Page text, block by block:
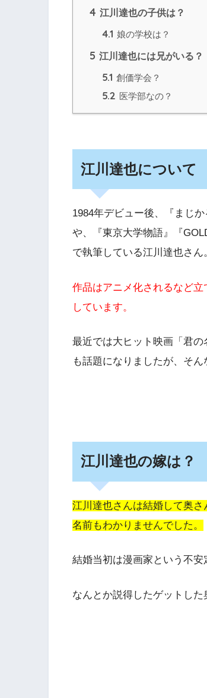
4 江川達也の子供は？
4.1 娘の学校は？
5 江川達也には兄がいる？
5.1 創価学会？
5.2 医学部なの？
江川達也について
1984年デビュー後、『まじ
や、『東京大学物語』『
で執筆している江川達也さん
作品はアニメ化されるなど
しています。
最近では大ヒット映画「君
も話題になりましたが、そ
江川達也の嫁は？
江川達也さんは結婚して奥さ
名前もわかりませんでした。
結婚当初は漫画家という不安
なんとか説得したゲットした